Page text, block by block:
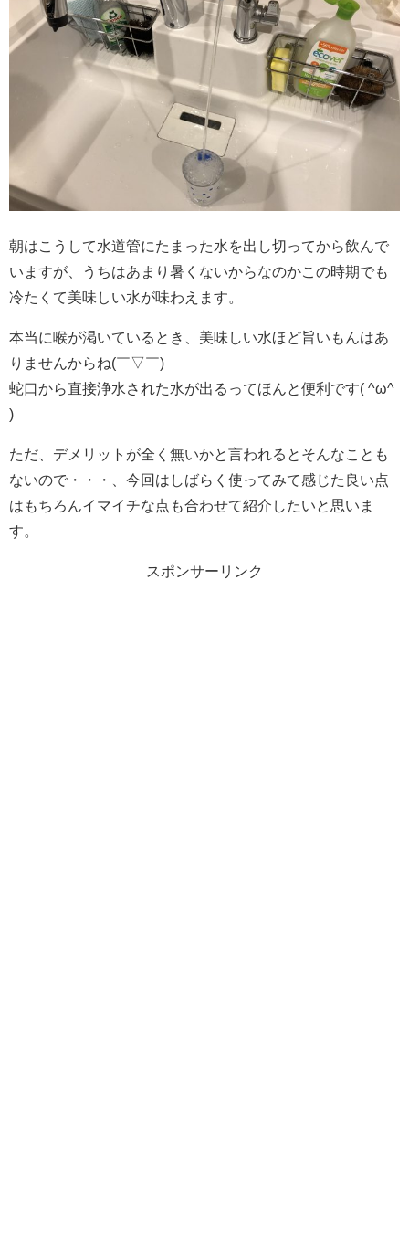
朝はこうして水道管にたまった水を出し切ってから飲んで
いますが、うちはあまり暑くないからなのかこの時期でも
冷たくて美味しい水が味わえます。
本当に喉が渇いているとき、美味しい水ほど旨いもんはあ
りませんからね(￣▽￣)
蛇口から直接浄水された水が出るってほんと便利です( ^ω^
)
ただ、デメリットが全く無いかと言われるとそんなことも
ないので・・・、今回はしばらく使ってみて感じた良い点
はもちろんイマイチな点も合わせて紹介したいと思いま
す。
スポンサーリンク